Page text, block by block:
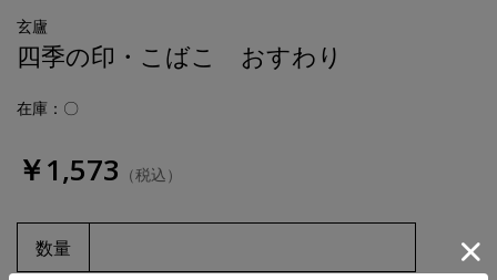
玄廬
四季の印・こばこ おすわり
在庫：〇
￥1,573 （税込）
数量